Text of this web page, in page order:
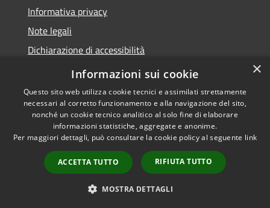
Informativa privacy
Note legali
Dichiarazione di accessibilità
Meccanismo di Feedback
Accessibilità
Copyright © 2026 • Comune di
Chieri • Powered by
Municipium•
Accesso
redazione
×
Informazioni sui cookie
Questo sito web utilizza cookie tecnici e assimilati strettamente
necessari al corretto funzionamento e alla navigazione del sito,
nonché un cookie tecnico analitico al solo fine di elaborare
informazioni statistiche, aggregate e anonime.
Per maggiori dettagli, può consultare la cookie policy al seguente link
ACCETTA TUTTO RIFIUTA TUTTO
MOSTRA DETTAGLI